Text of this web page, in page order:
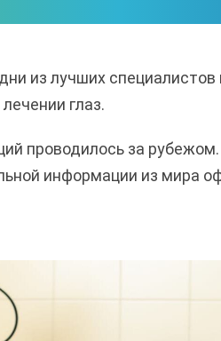
из лучших
глаз.
проводилось за
информации из мира